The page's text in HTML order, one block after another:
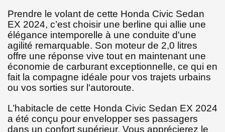
Prendre le volant de cette Honda Civic Sedan
EX 2024, c’est choisir une berline qui allie une
élégance intemporelle à une conduite d'une
agilité remarquable. Son moteur de 2,0 litres
offre une réponse vive tout en maintenant une
économie de carburant exceptionnelle, ce qui en
fait la compagne idéale pour vos trajets urbains
ou vos sorties sur l'autoroute.
L’habitacle de cette Honda Civic Sedan EX 2024
a été conçu pour envelopper ses passagers
dans un confort supérieur. Vous apprécierez le